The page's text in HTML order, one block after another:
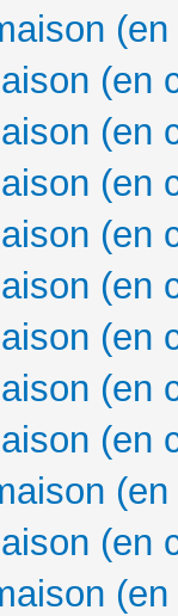
(en
(en
(en
(en
(en
(en
(en
(en
(en